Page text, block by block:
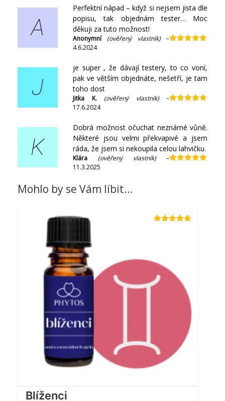
A
Perfektní nápad – když si nejsem jista dle
popisu, tak objednám tester… Moc
děkuji za tuto možnost!
Anonymní (ověřený vlastník)
–
4.6.2024
J
je super , že dávají testery, to co voní,
pak ve větším objednáte, nešetří, je tam
toho dost
Jitka K. (ověřený vlastník)
–
17.6.2024
K
Dobrá možnost očuchat neznámé vůně.
Některé jsou velmi překvapivé a jsem
ráda, že jsem si nekoupila celou lahvičku.
Klára (ověřený vlastník)
–
11.3.2025
Mohlo by se Vám líbit…
Blíženci